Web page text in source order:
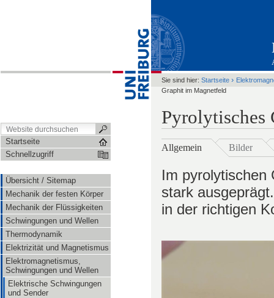
Startseite
Schnellzugriff
Übersicht / Sitemap
Mechanik der festen Körper
Mechanik der Flüssigkeiten
Schwingungen und Wellen
Thermodynamik
Elektrizität und Magnetismus
Elektromagnetismus,
Schwingungen und Wellen
Elektrische Schwingungen
und Sender
Sie sind hier: Startseite ›
Graphit im Magnetfeld
Pyrolytisches
Allgemein Bilder
Im pyrolytischen
stark
in der richtigen